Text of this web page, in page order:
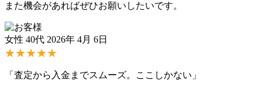
また機会があればぜひお願いしたいです。
女性 40代 2026年 4月 6日
★★★★★
「査定から入金までスムーズ。ここしかない」